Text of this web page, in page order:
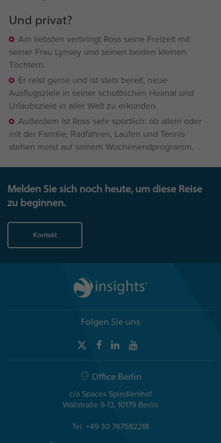
Und privat?
Am liebsten verbringt Ross seine Freizeit mit
seiner Frau Lynsey und seinen beiden kleinen
Töchtern.
Er reist gerne und ist stets bereit, neue
Ausflugsziele in seiner schottischen Heimat und
Urlaubsziele in aller Welt zu erkunden.
Außerdem ist Ross sehr sportlich: ob allein oder
mit der Familie, Radfahren, Laufen und Tennis
stehen meist auf seinem Wochenendprogramm.
Melden Sie sich noch heute, um diese Reise
zu beginnen.
Kontakt
Folgen Sie uns
Office Berlin
c/o Spaces Spindlershof
Wallstraße 9-13, 10179 Berlin
Tel. +49 30 767582218